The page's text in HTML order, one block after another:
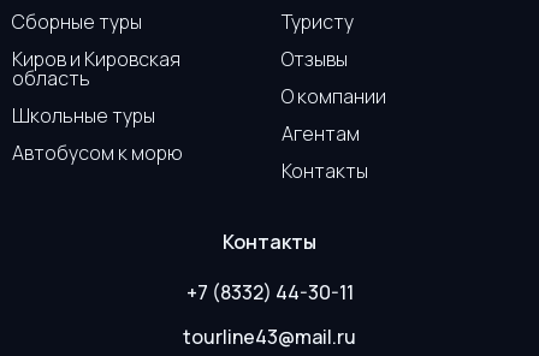
Сборные туры
Киров и Кировская
область
Школьные туры
Автобусом к морю
Туристу
Отзывы
О компании
Агентам
Контакты
Контакты
+7 (8332) 44-30-11
tourline43@mail.ru